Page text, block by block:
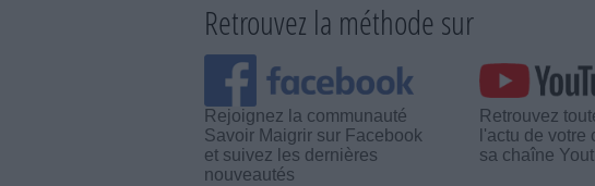
Retrouvez la méthode sur
Rejoignez la communauté
Savoir Maigrir sur Facebook
et suivez les dernières
nouveautés
Retrouvez
l'actu de votre
sa chaîne